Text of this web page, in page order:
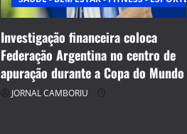
Investigação financeira coloca
Federação Argentina no centro de
apuração durante a Copa do Mundo
JORNAL CAMBORIU